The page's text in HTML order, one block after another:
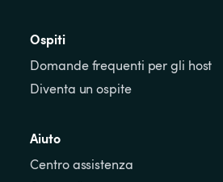
Ospiti
Domande frequenti per gli host
Diventa un ospite
Aiuto
Centro assistenza